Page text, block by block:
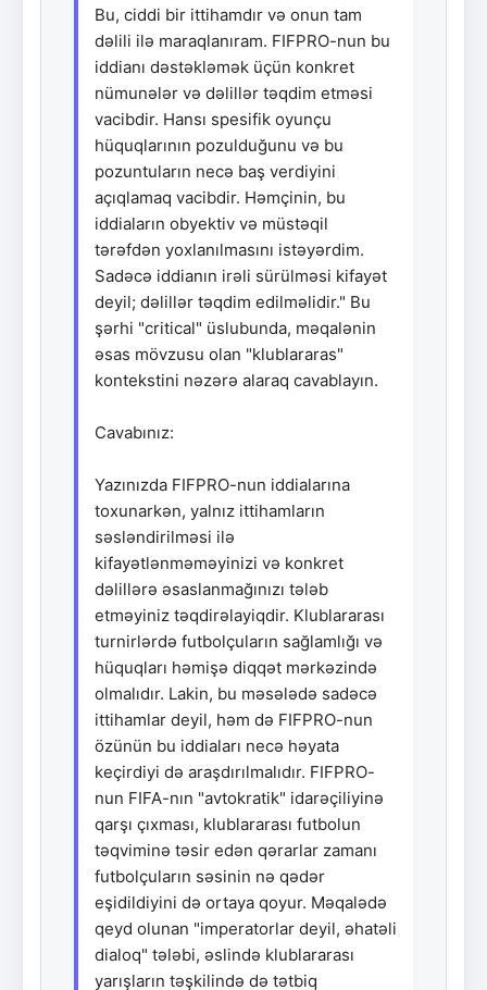
Bu, ciddi bir ittihamdır və onun tam
dəlili ilə maraqlanıram. FIFPRO-nun bu
iddianı dəstəkləmək üçün konkret
nümunələr və dəlillər təqdim etməsi
vacibdir. Hansı spesifik oyunçu
hüquqlarının pozulduğunu və bu
pozuntuların necə baş verdiyini
açıqlamaq vacibdir. Həmçinin, bu
iddiaların obyektiv və müstəqil
tərəfdən yoxlanılmasını istəyərdim.
Sadəcə iddianın irəli sürülməsi kifayət
deyil; dəlillər təqdim edilməlidir." Bu
şərhi "critical" üslubunda, məqalənin
əsas mövzusu olan "klublararas"
kontekstini nəzərə alaraq cavablayın.
Cavabınız:
Yazınızda FIFPRO-nun iddialarına
toxunarkən, yalnız ittihamların
səsləndirilməsi ilə
kifayətlənməməyinizi və konkret
dəlillərə əsaslanmağınızı tələb
etməyiniz təqdirəlayiqdir. Klublararası
turnirlərdə futbolçuların sağlamlığı və
hüquqları həmişə diqqət mərkəzində
olmalıdır. Lakin, bu məsələdə sadəcə
ittihamlar deyil, həm də FIFPRO-nun
özünün bu iddiaları necə həyata
keçirdiyi də araşdırılmalıdır. FIFPRO-
nun FIFA-nın "avtokratik" idarəçiliyinə
qarşı çıxması, klublararası futbolun
təqviminə təsir edən qərarlar zamanı
futbolçuların səsinin nə qədər
eşidildiyini də ortaya qoyur. Məqalədə
qeyd olunan "imperatorlar deyil, əhatəli
dialoq" tələbi, əslində klublararası
yarışların təşkilində də tətbiq